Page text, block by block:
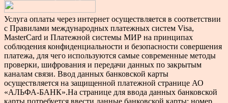
Услуга оплаты через интернет осуществляется в соответствии
с Правилами международных платежных систем Visa,
MasterCard и Платежной системы МИР на принципах
соблюдения конфиденциальности и безопасности совершения
платежа, для чего используются самые современные методы
проверки, шифрования и передачи данных по закрытым
каналам связи. Ввод данных банковской карты
осуществляется на защищенной платежной странице АО
«АЛЬФА-БАНК».На странице для ввода данных банковской
карты потребуется ввести данные банковской карты: номер